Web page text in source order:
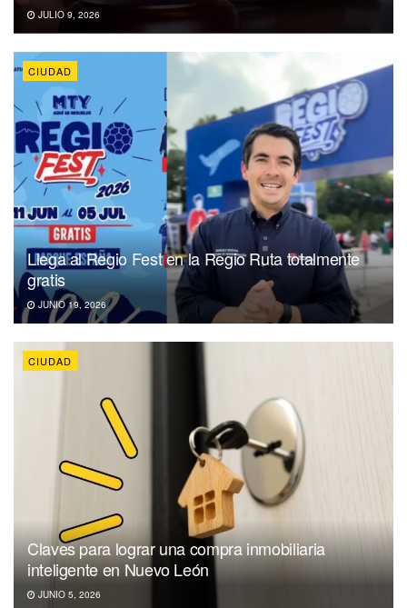
JULIO 9, 2026
CIUDAD
Llega al Regio Fest en la Regio Ruta totalmente
gratis
JUNIO 19, 2026
CIUDAD
Claves para lograr una compra inmobiliaria
inteligente en Nuevo León
JUNIO 5, 2026